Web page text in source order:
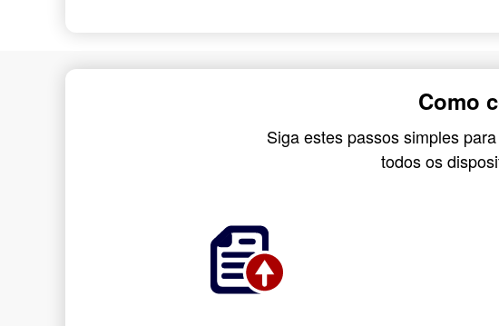
Como
Siga estes passos simples
todos os